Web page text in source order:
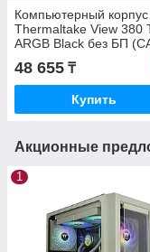
Компьютерный корпус
Thermaltake View 380
ARGB Black без БП
1Z2-00M1WN-00)
48 655 ₸
Купить
Акционные
1